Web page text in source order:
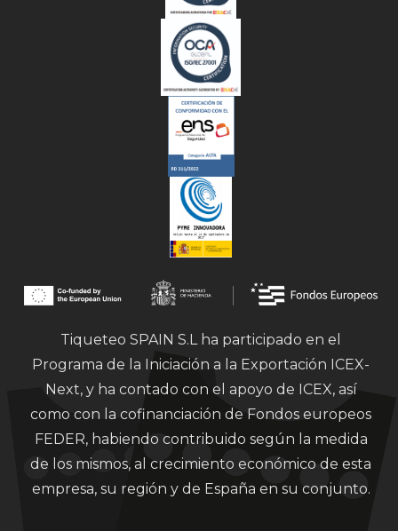
Tiqueteo SPAIN S.L ha participado en el
Programa de la Iniciación a la Exportación ICEX-
Next, y ha contado con el apoyo de ICEX, así
como con la cofinanciación de Fondos europeos
FEDER, habiendo contribuido según la medida
de los mismos, al crecimiento económico de esta
empresa, su región y de España en su conjunto.